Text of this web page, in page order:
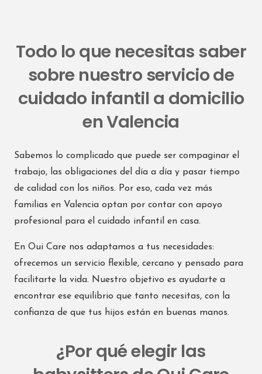
Todo lo que necesitas saber
sobre nuestro servicio de
cuidado infantil a domicilio
en Valencia
Sabemos lo complicado que puede ser compaginar el
trabajo, las obligaciones del día a día y pasar tiempo
de calidad con los niños. Por eso, cada vez más
familias en Valencia optan por contar con apoyo
profesional para el cuidado infantil en casa.
En Oui Care nos adaptamos a tus necesidades:
ofrecemos un servicio flexible, cercano y pensado para
facilitarte la vida. Nuestro objetivo es ayudarte a
encontrar ese equilibrio que tanto necesitas, con la
confianza de que tus hijos están en buenas manos.
¿Por qué elegir las